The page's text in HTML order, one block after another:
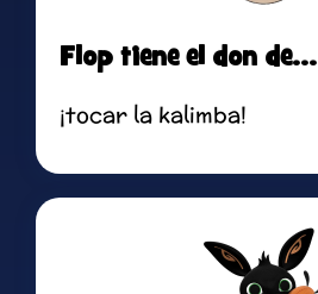
Flop tiene el don de...
¡tocar la kalimba!